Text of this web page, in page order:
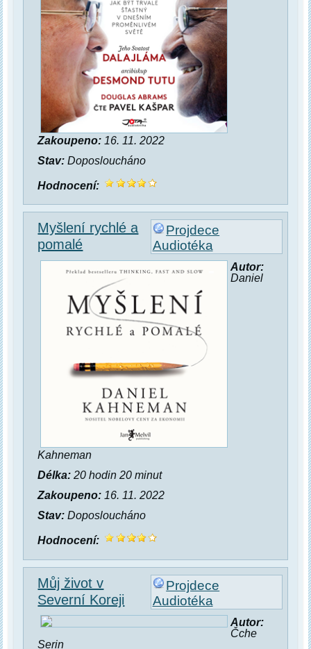
Zakoupeno: 16. 11. 2022
Stav: Doposloucháno
Hodnocení:
Projdece
Audiotéka
Myšlení rychlé a
pomalé
Autor:
Daniel
Kahneman
Délka: 20 hodin 20 minut
Zakoupeno: 16. 11. 2022
Stav: Doposloucháno
Hodnocení:
Projdece
Audiotéka
Můj život v
Severní Koreji
Autor:
Čche
Serin